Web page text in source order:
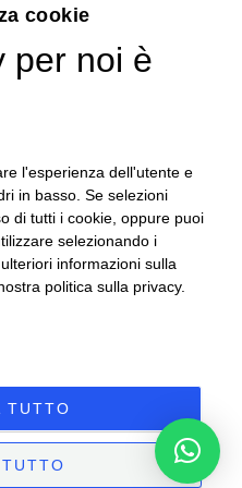
–
Privacy & Cookies Policy
cookie
per noi è
l'esperienza dell'utente e
in basso. Se selezioni
di tutti i cookie, oppure puoi
selezionando i
informazioni sulla
politica sulla privacy.
TUTTO